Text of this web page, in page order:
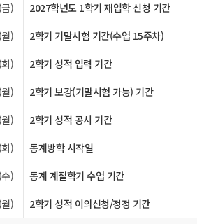
)
2027학년도 1학기 재입학 신청 기간
)
2학기 기말시험 기간(수업 15주차)
)
2학기 성적 입력 기간
)
2학기 보강(기말시험 가능) 기간
)
2학기 성적 공시 기간
)
동계방학 시작일
)
동계 계절학기 수업 기간
)
2학기 성적 이의신청/정정 기간